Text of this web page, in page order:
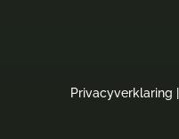
Privacyverklaring